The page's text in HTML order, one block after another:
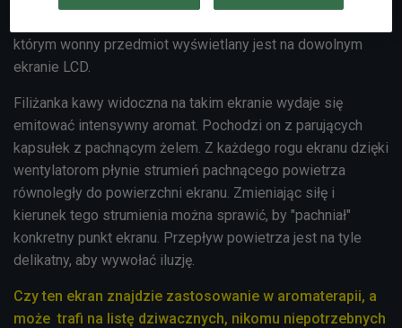
którym wonny przedmiot wyświetlany jest na dowolnym
ekranie LCD.
Filiżanka kawy widoczna na takim ekranie wydaje się
emitować intensywny aromat. Pochodzi on z parujących
kapsułek z pachnącym żelem. Z każdego rogu ekranu dzięki
wentylatorom płynie strumień pachnącego powietrza
równoległy do powierzchni ekranu. Zmieniając siłę i
kierunek tego strumienia można sprawić, by "pachniał"
konkretny punkt ekranu. Przepływ powietrza jest na tyle
delikatny, aby wywołać iluzję.
Czy ten ekran znajdzie zastosowanie w aromaterapii, a
może trafi na listę dziwacznych, nikomu niepotrzebnych